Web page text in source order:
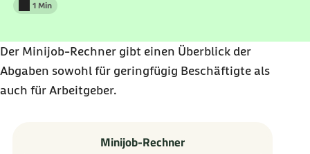
Lesedauer weniger als
1 Min
Der Minijob-Rechner gibt einen Überblick der
Abgaben sowohl für geringfügig Beschäftigte als
auch für Arbeitgeber.
Minijob-Rechner